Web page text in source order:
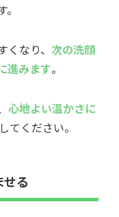
。
なり、 次の洗顔
進みます。
心地よい温かさに
てください。
る